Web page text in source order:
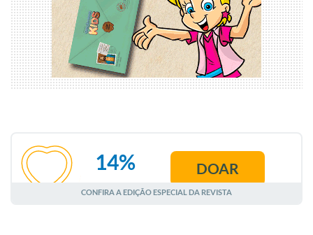
AGOSTO
14% DOAR
CONFIRA A EDIÇÃO ESPECIAL DA REVISTA